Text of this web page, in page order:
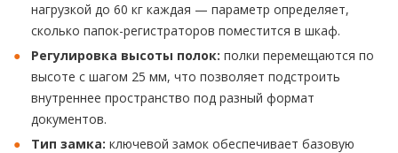
нагрузкой до 60 кг каждая — параметр определяет,
сколько папок-регистраторов поместится в шкаф.
Регулировка высоты полок: полки перемещаются по
высоте с шагом 25 мм, что позволяет подстроить
внутреннее пространство под разный формат
документов.
Тип замка: ключевой замок обеспечивает базовую